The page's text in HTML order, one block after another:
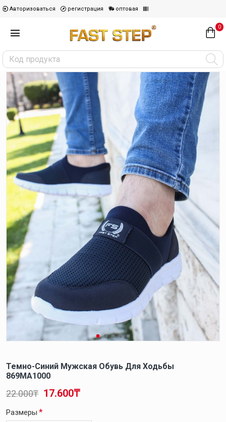
Авторизоваться регистрация оптовая
0
Темно-Синий Мужская Обувь Для Ходьбы
869MA1000
17.600₸
22.000₸
Размеры